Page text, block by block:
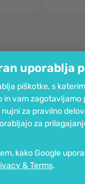
uporablja
piškotke, s
in vam zagotavljamo
za pravilno
za
kako Google
& Terms.
Zagotovljena